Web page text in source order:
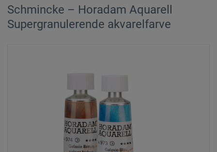
Schmincke – Horadam Aquarell
Supergranulerende akvarelfarve